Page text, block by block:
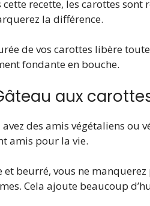
cette recette, les carottes
la différence.
de vos carottes libère
fondante en bouche.
aux
avez des amis végétaliens ou
amis pour la vie.
et beurré, vous ne
Cela ajoute beaucoup